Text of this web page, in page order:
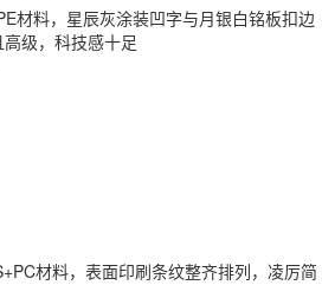
材料，星辰灰涂装凹字与月银白铭板扣边
级，科技感十足
材料，表面印刷条纹整齐排列，凌厉简